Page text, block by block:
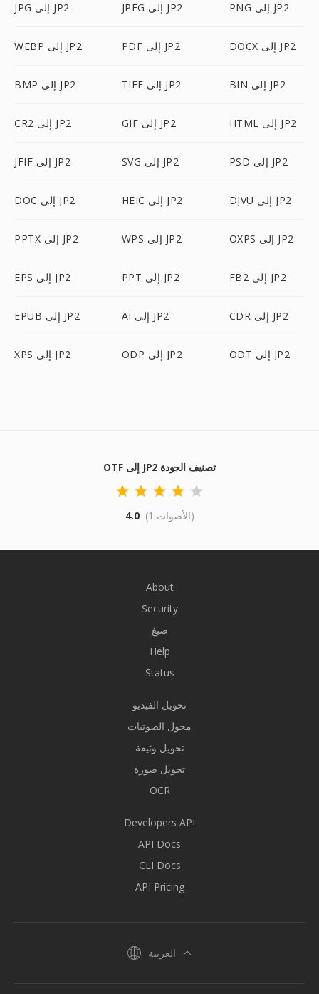
JPG إلى JP2 JPEG إلى JP2 PNG إلى JP2
WEBP إلى JP2 PDF إلى JP2 DOCX إلى JP2
BMP إلى JP2 TIFF إلى JP2 BIN إلى JP2
CR2 إلى JP2 GIF إلى JP2 HTML إلى JP2
JFIF إلى JP2 SVG إلى JP2 PSD إلى JP2
DOC إلى JP2 HEIC إلى JP2 DJVU إلى JP2
PPTX إلى JP2 WPS إلى JP2 OXPS إلى JP2
EPS إلى JP2 PPT إلى JP2 FB2 إلى JP2
EPUB إلى JP2 AI إلى JP2 CDR إلى JP2
XPS إلى JP2 ODP إلى JP2 ODT إلى JP2
OTF إلى JP2 تصنيف الجودة
4.0 (1 الأصوات)
About
Security
صيغ
Help
Status
تحويل الفيديو
محول الصوتيات
تحويل وثيقة
تحويل صورة
OCR
Developers API
API Docs
CLI Docs
API Pricing
العربية